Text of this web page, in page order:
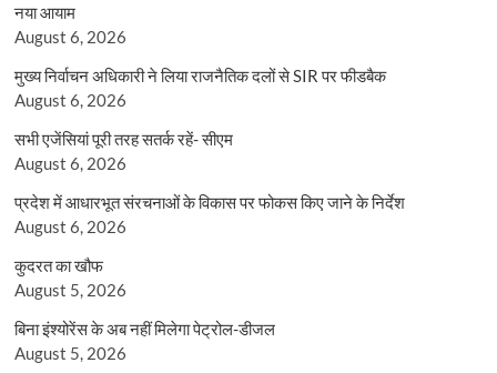
नया आयाम
August 6, 2026
मुख्य निर्वाचन अधिकारी ने लिया राजनैतिक दलों से SIR पर फीडबैक
August 6, 2026
सभी एजेंसियां पूरी तरह सतर्क रहें- सीएम
August 6, 2026
प्रदेश में आधारभूत संरचनाओं के विकास पर फोकस किए जाने के निर्देश
August 6, 2026
कुदरत का खौफ
August 5, 2026
बिना इंश्योरेंस के अब नहीं मिलेगा पेट्रोल-डीजल
August 5, 2026